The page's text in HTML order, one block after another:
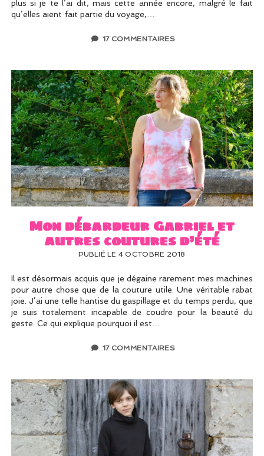
plus si je te l’ai dit, mais cette année encore, malgré le fait
qu’elles aient fait partie du voyage,…
17 COMMENTAIRES
Mon débardeur Gabriel et
autres coutures d’été
PUBLIÉ LE 4 OCTOBRE 2018
Il est désormais acquis que je dégaine rarement mes machines
pour autre chose que de la couture utile. Une véritable rabat
joie. J’ai une telle hantise du gaspillage et du temps perdu, que
je suis totalement incapable de coudre pour la beauté du
geste. Ce qui explique pourquoi il est…
17 COMMENTAIRES